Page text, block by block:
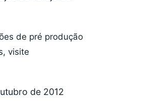
de pré produção
visite
de 2012